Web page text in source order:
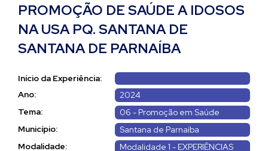
PROMOÇÃO DE SAÚDE A IDOSOS
NA USA PQ. SANTANA DE
SANTANA DE PARNAÍBA
Início da Experiência:
Ano:
2024
Tema:
06 - Promoção em Saúde
Município:
Santana de Parnaíba
Modalidade:
Modalidade 1 - EXPERIÊNCIAS